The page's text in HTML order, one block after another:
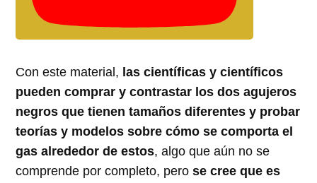
Con este material, las científicas y científicos
pueden comprar y contrastar los dos agujeros
negros que tienen tamaños diferentes y probar
teorías y modelos sobre cómo se comporta el
gas alrededor de estos, algo que aún no se
comprende por completo, perose cree que es